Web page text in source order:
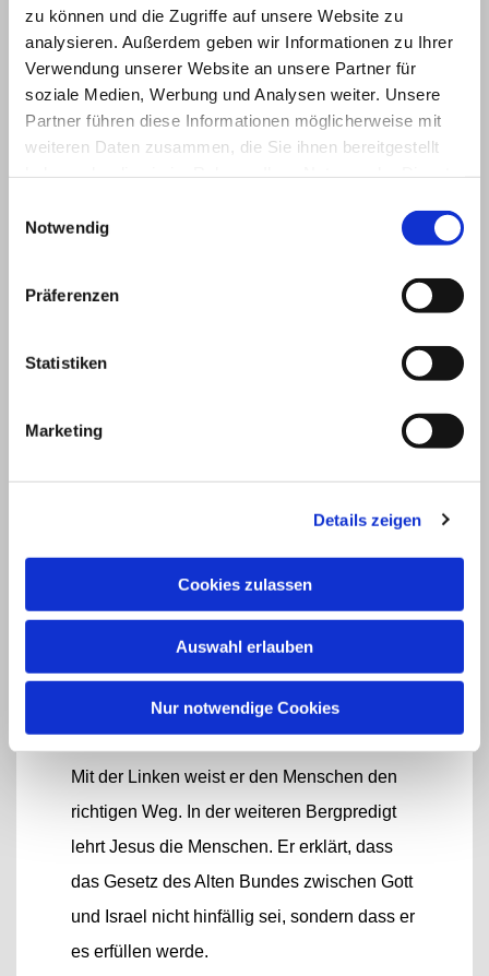
zu können und die Zugriffe auf unsere Website zu
analysieren. Außerdem geben wir Informationen zu Ihrer
Verwendung unserer Website an unsere Partner für
soziale Medien, Werbung und Analysen weiter. Unsere
Partner führen diese Informationen möglicherweise mit
weiteren Daten zusammen, die Sie ihnen bereitgestellt
Notwendig
Präferenzen
Statistiken
Marketing
Details zeigen
Cookies zulassen
Auswahl erlauben
Nur notwendige Cookies
Selig sind,die Frieden stiften;
denn sie werden Gottes Kinder heißen.
Selig sind,die um der Gerechtigkeit willen
verfolgt werden ;
denn ihrer ist das Himmelreich.“
Lutherübersetzung aus. Fertig zum Frieden
Haltung im Gegenüber zu Menschen, die
mit gleicher Gewalt zurück, sondern sucht
aktiv den Frieden mit seinem Gegenüber.
Jesus zeigt mit der Rechten ein
Mit der Linken weist er den Menschen den
richtigen Weg. In der weiteren Bergpredigt
lehrt Jesus die Menschen. Er erklärt, dass
das Gesetz des Alten Bundes zwischen Gott
und Israel nicht hinfällig sei, sondern dass er
es erfüllen werde.